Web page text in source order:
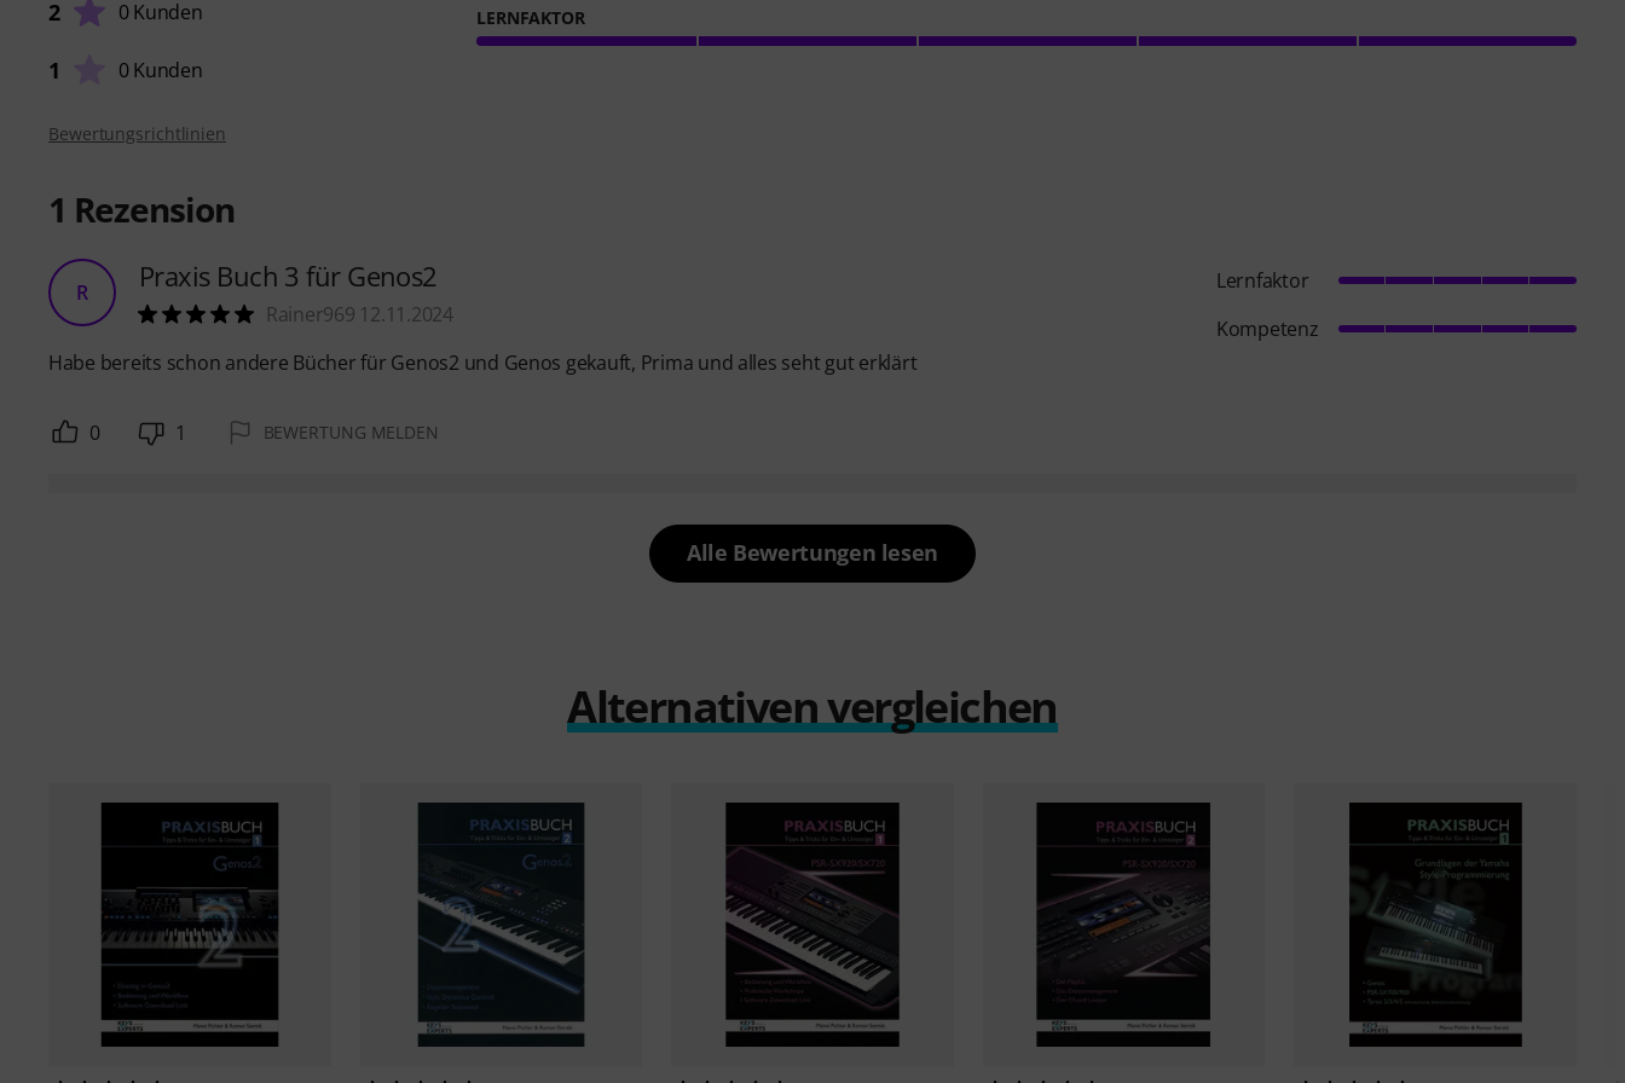
2 0 Kunden
1 0 Kunden
LERNFAKTOR
Bewertungsrichtlinien
1 Rezension
R Praxis Buch 3 für Genos2
Rainer969 12.11.2024
Habe bereits schon andere Bücher für Genos2 und Genos gekauft, Prima und alles seht gut erklärt
Lernfaktor
Kompetenz
0 1 BEWERTUNG MELDEN
Alle Bewertungen lesen
Alternativen vergleichen